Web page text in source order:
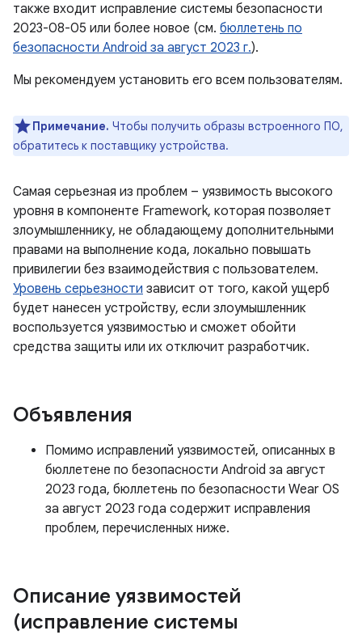
также входит исправление системы безопасности
2023-08-05 или более новое (см. бюллетень по
безопасности Android за август 2023 г.).
Мы рекомендуем установить его всем пользователям.
Примечание. Чтобы получить образы встроенного ПО,
обратитесь к поставщику устройства.
Самая серьезная из проблем – уязвимость высокого
уровня в компоненте Framework, которая позволяет
злоумышленнику, не обладающему дополнительными
правами на выполнение кода, локально повышать
привилегии без взаимодействия с пользователем.
Уровень серьезности зависит от того, какой ущерб
будет нанесен устройству, если злоумышленник
воспользуется уязвимостью и сможет обойти
средства защиты или их отключит разработчик.
Объявления
Помимо исправлений уязвимостей, описанных в
бюллетене по безопасности Android за август
2023 года, бюллетень по безопасности Wear OS
за август 2023 года содержит исправления
проблем, перечисленных ниже.
Описание уязвимостей
(исправление системы